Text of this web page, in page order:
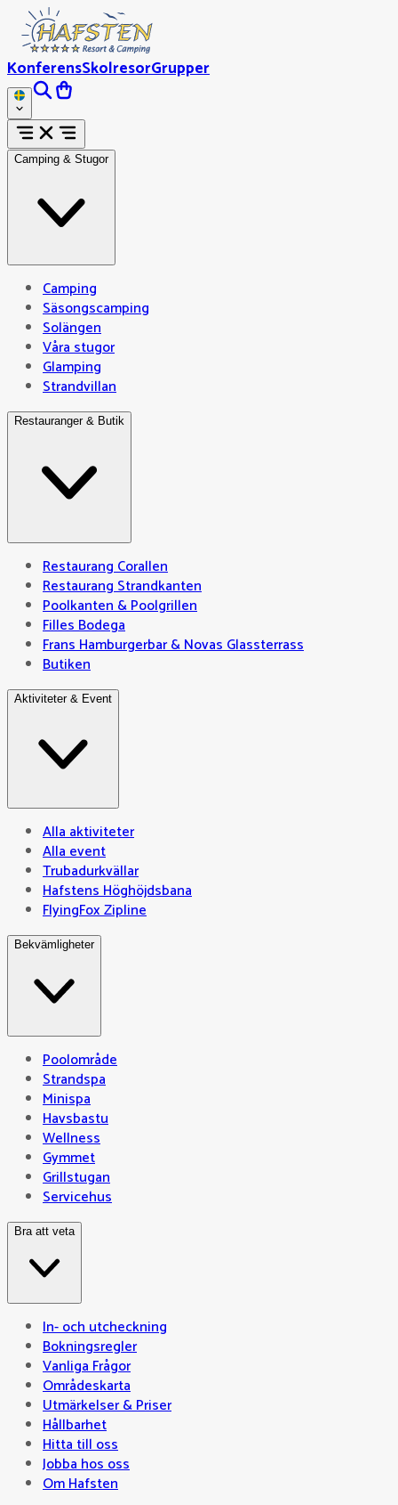
KonferensSkolresorGrupper
Camping & Stugor
Camping
Säsongscamping
Solängen
Våra stugor
Glamping
Strandvillan
Restauranger & Butik
Restaurang Corallen
Restaurang Strandkanten
Poolkanten & Poolgrillen
Filles Bodega
Frans Hamburgerbar & Novas Glassterrass
Butiken
Aktiviteter & Event
Alla aktiviteter
Alla event
Trubadurkvällar
Hafstens Höghöjdsbana
FlyingFox Zipline
Bekvämligheter
Poolområde
Strandspa
Minispa
Havsbastu
Wellness
Gymmet
Grillstugan
Servicehus
Bra att veta
In- och utcheckning
Bokningsregler
Vanliga Frågor
Områdeskarta
Utmärkelser & Priser
Hållbarhet
Hitta till oss
Jobba hos oss
Om Hafsten